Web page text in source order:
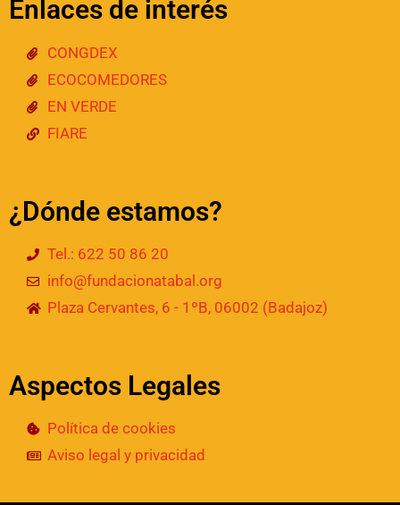
Enlaces de interés
CONGDEX
ECOCOMEDORES
EN VERDE
FIARE
¿Dónde estamos?
Tel.: 622 50 86 20
info@fundacionatabal.org
Plaza Cervantes, 6 - 1ºB, 06002 (Badajoz)
Aspectos Legales
Política de cookies
Aviso legal y privacidad